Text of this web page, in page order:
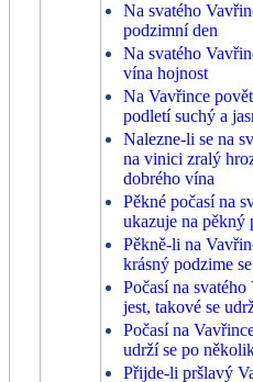
Na svatého
podzimní den
Na svatého
vína hojnost
Na Vavřince
podletí suchý a
Nalezne-li se na
na vinici zralý
dobrého vína
Pěkné počasí na
ukazuje na pěkný
Pěkně-li na
krásný podzime
Počasí na
jest, takové se
Počasí na
udrží se po
Přijde-li pršlavý